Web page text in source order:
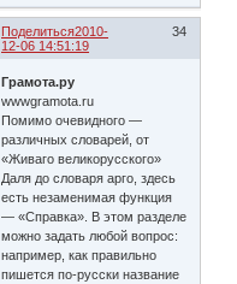
Поделиться 34
2010-
12-06 14:51:19
Грамота.ру
wwwgramota.ru
Помимо очевидного —
различных словарей, от
«Живаго великорусского»
Даля до словаря арго, здесь
есть незаменимая функция
— «Справка». В этом разделе
можно задать любой вопрос:
например, как правильно
пишется по-русски название